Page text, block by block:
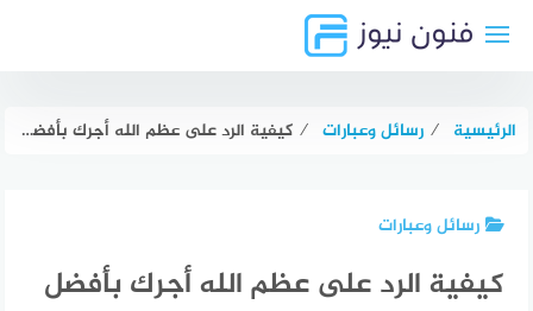
الرئيسية ⁄ رسائل وعبارات ⁄ كيفية الرد على عظم الله أجرك بأفضل العبارات
رسائل وعبارات
كيفية الرد على عظم الله أجرك بأفضل